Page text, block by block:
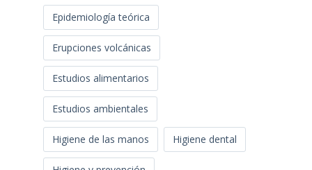
Epidemiología teórica
Erupciones volcánicas
Estudios alimentarios
Estudios ambientales
Higiene de las manos Higiene dental